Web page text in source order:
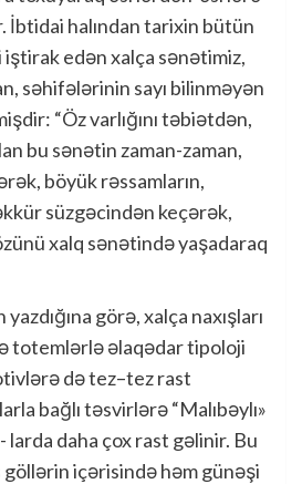
İbtidai halından tarixin bütün
edən xalça sənətimiz,
səhifələrinin sayı bilinməyən
“Öz varlığını təbiətdən,
bu sənətin zaman-zaman,
böyük rəssamların,
süzgəcindən keçərək,
xalq sənətində yaşadaraq
görə, xalça naxışları
totemlərlə əlaqədar tipoloji
də tez–tez rast
bağlı təsvirlərə “Malıbəylı»
larda daha çox rast gəlinir. Bu
göllərin içərisində həm günəşi